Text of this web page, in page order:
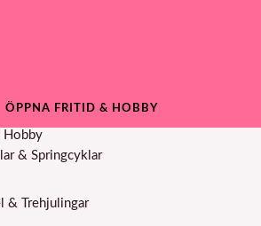
ÖPPNA FRITID & HOBBY
& Springcyklar
& Trehjulingar